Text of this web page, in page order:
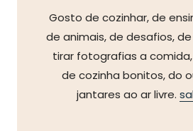
Gosto de cozinhar, de
de animais, de desafios,
tirar fotografias a
de cozinha bonitos, do
jantares ao ar livre.